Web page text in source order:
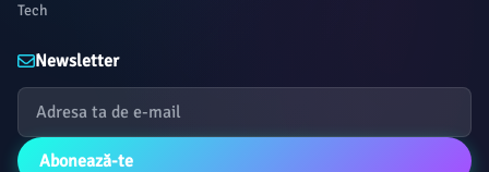
Tech
Newsletter
Abonează-te